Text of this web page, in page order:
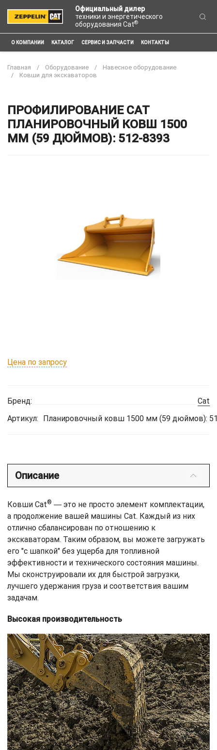
Официальный дилер
техники и энергетического
оборудования Cat®
О КОМПАНИИ КАТАЛОГ СЕРВИС И ЗАПЧАСТИ КОНТАКТЫ
Главная Оборудование
Навесное оборудование
Ковши для экскаваторов
ПРОФИЛИРОВАНИЕ CAT
ПЛАНИРОВОЧНЫЙ КОВШ 1500
ММ (59 ДЮЙМОВ): 512-8393
Цена по запросу
Бренд:
Cat
Артикул:
Планировочный ковш 1500 мм (59 дюймов):
Описание
Ковши Cat® ― это не просто элемент комплектации,
а продолжение вашей машины Cat. Каждый из них
отлично сбалансирован по отношению к
экскаваторам. Таким образом, вы можете загружать
его "с шапкой" без ущерба для топливной
эффективности и технического состояния машины.
Мы сконструировали их для быстрой загрузки,
лучшего удержания груза и соответствия вашим
задачам.
Высокая производительность